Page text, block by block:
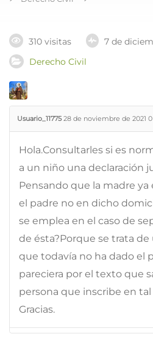
310 visitas
7 de
Derecho Civil
Usuario_11775 28 de noviembre de 2021 0
Hola.Consultarles si es
a un niño una declaración
Pensando que la madre
el padre no en dicho
se emplea en el caso de
de ésta?Porque se trata
que todavía no ha dado el
pareciera por el texto que
persona que inscribe en
Gracias.